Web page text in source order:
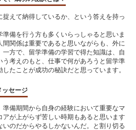
えて納得しているか、という答えを持っ
備を行う方も多くいらっしゃると思いま
関係は重要であると思いながらも、外に
方で、留学準備の学習で得た知識は、自
考えのもと、仕事で何があろうと留学準
たことが成功の秘訣だと思っています。
ッセージ
準備期間から自身の経験において重要なマ
が上がらず苦しい時期もあると思います
のだからやるしかないんだ。と割り切る